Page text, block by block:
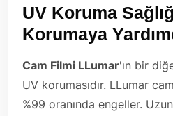
UV Koruma
Korumaya
Cam Filmi LLumar'ın bir
UV korumasıdır. LLumar
%99 oranında engeller.